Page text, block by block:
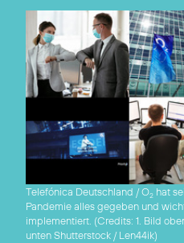
Telefónica Deutschland / O2 hat
Pandemie alles gegeben und
implementiert. (Credits: 1. Bild
unten Shutterstock / Len44ik)